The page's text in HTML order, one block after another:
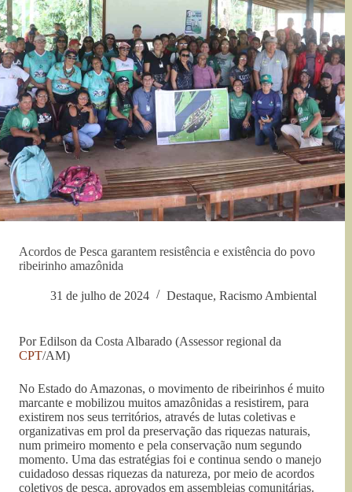
Acordos de Pesca garantem resistência e existência do povo
ribeirinho amazônida
31 de julho de 2024 Destaque, Racismo Ambiental
Por Edilson da Costa Albarado (Assessor regional da
CPT/AM)
No Estado do Amazonas, o movimento de ribeirinhos é muito
marcante e mobilizou muitos amazônidas a resistirem, para
existirem nos seus territórios, através de lutas coletivas e
organizativas em prol da preservação das riquezas naturais,
num primeiro momento e pela conservação num segundo
momento. Uma das estratégias foi e continua sendo o manejo
cuidadoso dessas riquezas da natureza, por meio de acordos
coletivos de pesca, aprovados em assembleias comunitárias.